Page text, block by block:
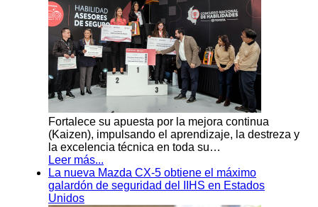
Fortalece su apuesta por la mejora continua
(Kaizen), impulsando el aprendizaje, la destreza y
la excelencia técnica en toda su…
Leer más...
La nueva Mazda CX-5 obtiene el máximo
galardón de seguridad del IIHS en Estados
Unidos